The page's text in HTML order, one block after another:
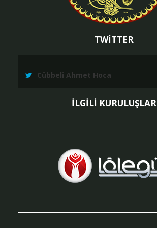
TWİTTER
Cübbeli Ahmet Hoca
İLGİLİ KURULUŞLAR